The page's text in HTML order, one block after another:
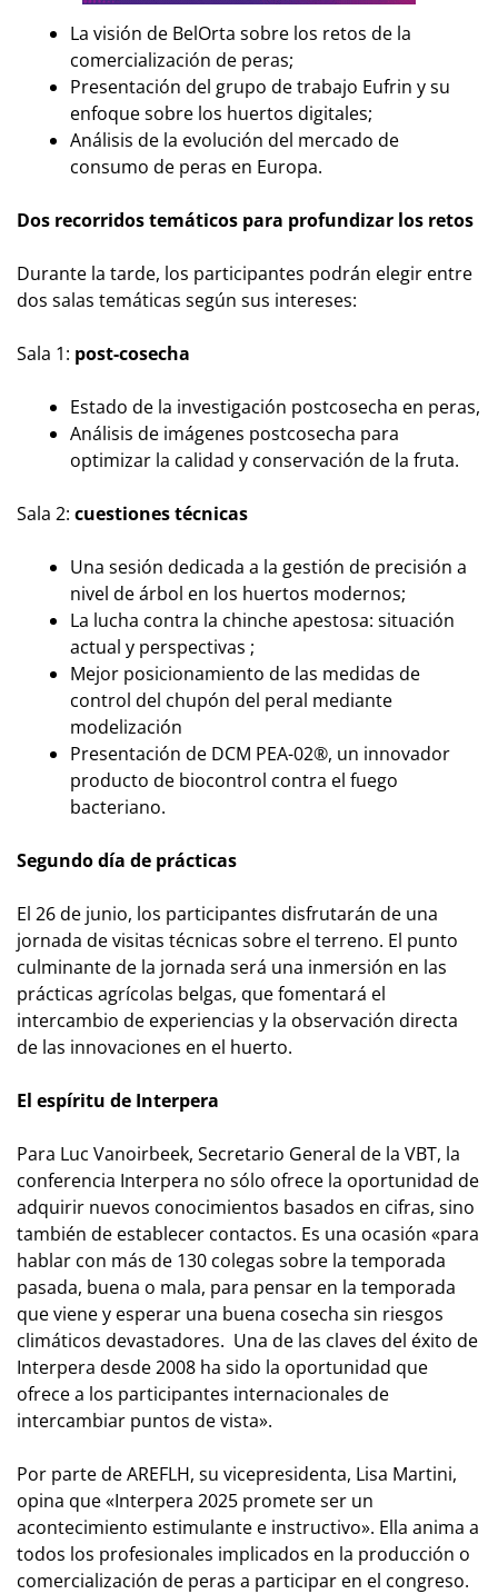
La visión de BelOrta sobre los retos de la
comercialización de peras;
Presentación del grupo de trabajo Eufrin y su
enfoque sobre los huertos digitales;
Análisis de la evolución del mercado de
consumo de peras en Europa.
Dos recorridos temáticos para profundizar los retos
Durante la tarde, los participantes podrán elegir entre
dos salas temáticas según sus intereses:
Sala 1: post-cosecha
Estado de la investigación postcosecha en peras,
Análisis de imágenes postcosecha para
optimizar la calidad y conservación de la fruta.
Sala 2: cuestiones técnicas
Una sesión dedicada a la gestión de precisión a
nivel de árbol en los huertos modernos;
La lucha contra la chinche apestosa: situación
actual y perspectivas ;
Mejor posicionamiento de las medidas de
control del chupón del peral mediante
modelización
Presentación de DCM PEA-02®, un innovador
producto de biocontrol contra el fuego
bacteriano.
Segundo día de prácticas
El 26 de junio, los participantes disfrutarán de una
jornada de visitas técnicas sobre el terreno. El punto
culminante de la jornada será una inmersión en las
prácticas agrícolas belgas, que fomentará el
intercambio de experiencias y la observación directa
de las innovaciones en el huerto.
El espíritu de Interpera
Para Luc Vanoirbeek, Secretario General de la VBT, la
conferencia Interpera no sólo ofrece la oportunidad de
adquirir nuevos conocimientos basados en cifras, sino
también de establecer contactos. Es una ocasión «para
hablar con más de 130 colegas sobre la temporada
pasada, buena o mala, para pensar en la temporada
que viene y esperar una buena cosecha sin riesgos
climáticos devastadores. Una de las claves del éxito de
Interpera desde 2008 ha sido la oportunidad que
ofrece a los participantes internacionales de
intercambiar puntos de vista».
Por parte de AREFLH, su vicepresidenta, Lisa Martini,
opina que «Interpera 2025 promete ser un
acontecimiento estimulante e instructivo». Ella anima a
todos los profesionales implicados en la producción o
comercialización de peras a participar en el congreso.